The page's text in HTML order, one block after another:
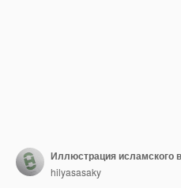
Иллюстрация исламского
hilyasasaky